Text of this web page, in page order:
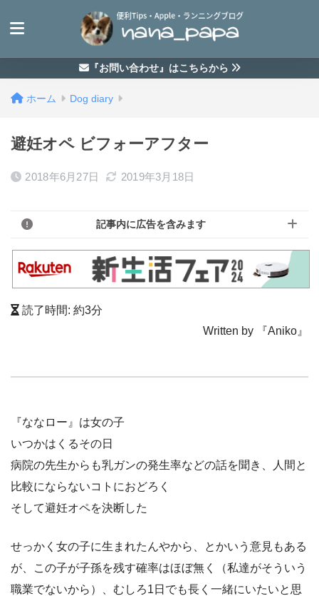
『お問い合わせ』はこちらから
ホーム Dog diary
避妊オペ ビフォーアフター
2018年6月27日 2019年3月18日
記事内に広告を含みます
読了時間: 約3分
Written by 『Aniko』
『ななロー』は女の子
いつかはくるその日
病院の先生からも乳ガンの発生率などの話を聞き、人間と
比較にならないコトにおどろく
そして避妊オペを決断した
せっかく女の子に生まれたんやから、とかいう意見もある
が、この子が子孫を残す確率はほぼ無く（私達がそういう
職業でないから）、むしろ1日でも長く一緒にいたいと思